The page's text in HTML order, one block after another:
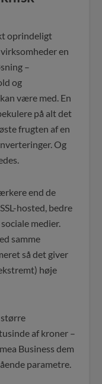
oprindeligt
en
–
og
være med. En
på alt det
frugten af en
Og
end de
hosted, bedre
medier.
samme
så det giver
høje
større
af kroner –
Business dem
parametre.